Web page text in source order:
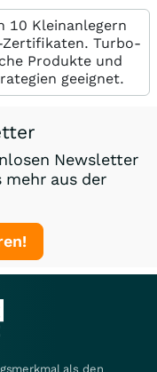
10 Kleinanlegern
Turbo-
Produkte und
geeignet.
Newsletter
mehr aus der
als den